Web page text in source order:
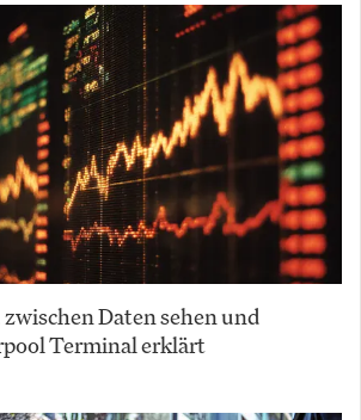
Daten sehen und
Terminal erklärt